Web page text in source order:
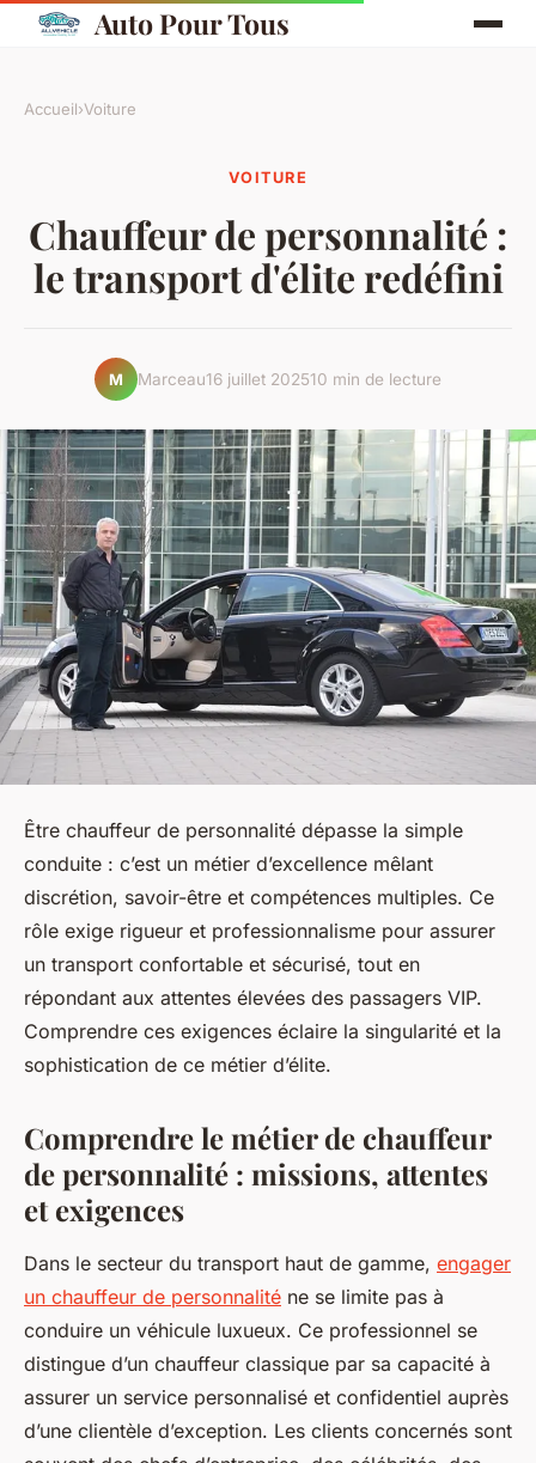
Auto Pour Tous
Accueil›Voiture
VOITURE
Chauffeur de personnalité :
le transport d'élite redéfini
M Marceau16 juillet 202510 min de lecture
Être chauffeur de personnalité dépasse la simple
conduite : c’est un métier d’excellence mêlant
discrétion, savoir-être et compétences multiples. Ce
rôle exige rigueur et professionnalisme pour assurer
un transport confortable et sécurisé, tout en
répondant aux attentes élevées des passagers VIP.
Comprendre ces exigences éclaire la singularité et la
sophistication de ce métier d’élite.
Comprendre le métier de chauffeur
de personnalité : missions, attentes
et exigences
Dans le secteur du transport haut de gamme, engager
un chauffeur de personnalité ne se limite pas à
conduire un véhicule luxueux. Ce professionnel se
distingue d’un chauffeur classique par sa capacité à
assurer un service personnalisé et confidentiel auprès
d’une clientèle d’exception. Les clients concernés sont